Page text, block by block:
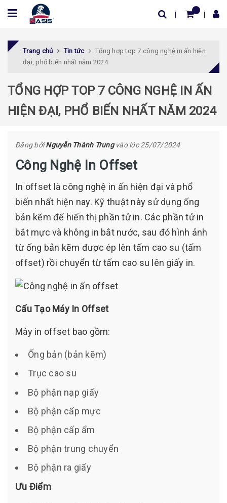
Trang chủ Tin tức
Tổng hợp top 7 công nghệ in ấn hiện
đại, phổ biến nhất năm 2024
TỔNG HỢP TOP 7 CÔNG NGHỆ IN ẤN
HIỆN ĐẠI, PHỔ BIẾN NHẤT NĂM 2024
Đăng bởiNguyễn Thành Trungvào lúc 25/07/2024
Công Nghệ In Offset
In offset là công nghệ in ấn hiện đại và phổ
biến nhất hiện nay. Kỹ thuật này sử dụng ống
bản kẽm để hiển thị phần tử in. Các phần tử in
bắt mực và không in bắt nước, sau đó hình ảnh
từ ống bản kẽm được ép lên tấm cao su (tấm
offset) rồi chuyển từ tấm cao su lên giấy in.
Cấu Tạo Máy In Offset
Máy in offset bao gồm:
Ống bản (bản kẽm)
Trục cao su
Bộ phận nạp giấy
Bộ phận cấp mực
Bộ phận cấp ẩm
Bộ phận trung chuyển
Bộ phận ra giấy
Ưu Điểm